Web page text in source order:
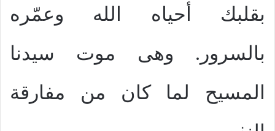
بقلبك أحياه الله وعمّره
بالسرور. وهى موت سيدنا
المسيح لما كان من مفارقة